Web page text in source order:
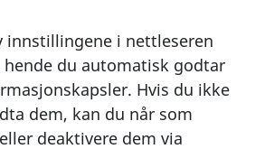
innstillingene i nettleseren
hende du automatisk godtar
Hvis du ikke
dem, kan du når som
deaktivere dem via